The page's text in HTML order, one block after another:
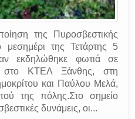
της Πυροσβεστικής
της Τετάρτης 5
εκδηλώθηκε φωτιά σε
στο ΚΤΕΛ Ξάνθης, στη
και Παύλου Μελά,
της πόλης.Στο σημείο
δυνάμεις, οι...